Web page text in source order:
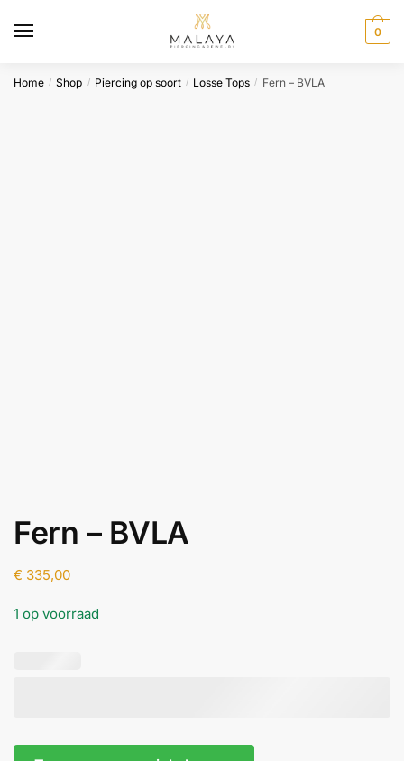
0
Home / Shop / Piercing op soort / Losse Tops / Fern – BVLA
Fern – BVLA
€ 335,00
1 op voorraad